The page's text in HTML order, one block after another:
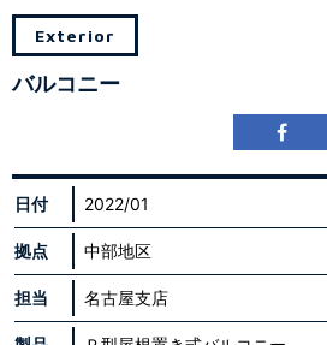
Exterior
バルコニー
日付 2022/01
拠点 中部地区
担当 名古屋支店